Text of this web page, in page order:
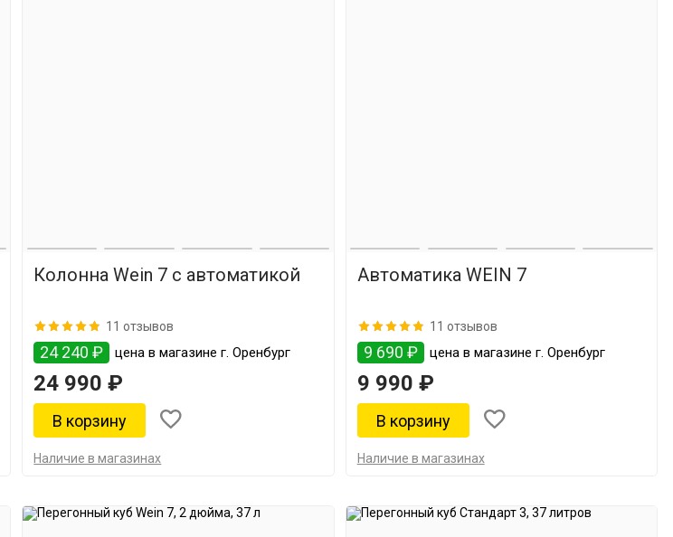
Колонна Wein 7 с автоматикой
11 отзывов
24 240 ₽ цена в магазине г. Оренбург
24 990 ₽
Наличие в магазинах
Автоматика WEIN 7
11 отзывов
9 690 ₽ цена в магазине г. Оренбург
9 990 ₽
Наличие в магазинах